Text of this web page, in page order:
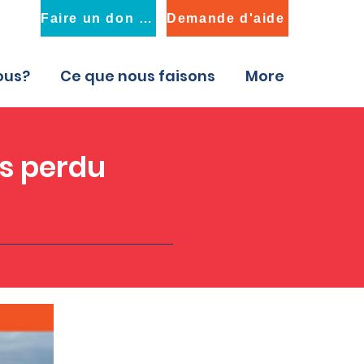
Faire un don maintenant Demande d'aide
Ce que nous faisons More
perdu